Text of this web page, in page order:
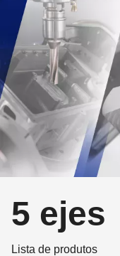
5 ejes
Lista de produtos